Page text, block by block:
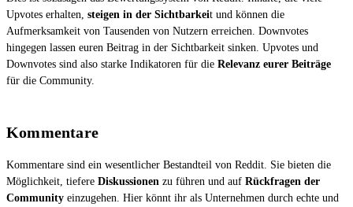
Upvotes erhalten, steigen in der Sichtbarkeit und können die
Aufmerksamkeit von Tausenden von Nutzern erreichen. Downvotes
hingegen lassen euren Beitrag in der Sichtbarkeit sinken. Upvotes und
Downvotes sind also starke Indikatoren für die Relevanz eurer Beiträge
für die Community.
Kommentare
Kommentare sind ein wesentlicher Bestandteil von Reddit. Sie bieten die
Möglichkeit, tiefere Diskussionen zu führen und auf Rückfragen der
Community einzugehen. Hier könnt ihr als Unternehmen durch echte und